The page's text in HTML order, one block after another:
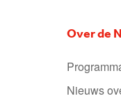
Over de
Nieuws